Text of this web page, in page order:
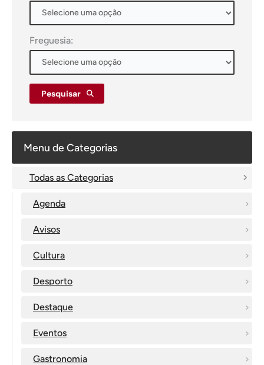
Freguesia:
Pesquisar
Menu de Categorias
Todas as Categorias
Agenda
Avisos
Cultura
Desporto
Destaque
Eventos
Gastronomia